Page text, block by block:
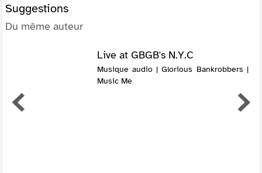
Suggestions
Du même auteur
Live at GBGB's N.Y.C
Musique audio | Glorious Bankrobbers |
Music Me